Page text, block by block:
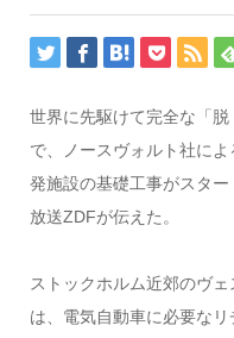
世界に先駆けて完全な「
で、ノースヴォルト社に
発施設の基礎工事がスタ
放送ZDFが伝えた。
ストックホルム近郊のヴ
は、電気自動車に必要な